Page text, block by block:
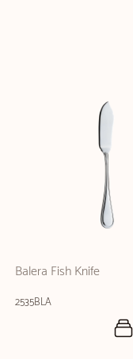
Balera Fish Knife
2535BLA